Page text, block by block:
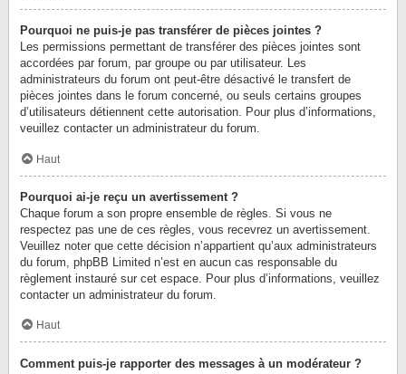
Pourquoi ne puis-je pas transférer de pièces jointes ?
Les permissions permettant de transférer des pièces jointes sont
accordées par forum, par groupe ou par utilisateur. Les
administrateurs du forum ont peut-être désactivé le transfert de
pièces jointes dans le forum concerné, ou seuls certains groupes
d’utilisateurs détiennent cette autorisation. Pour plus d’informations,
veuillez contacter un administrateur du forum.
Haut
Pourquoi ai-je reçu un avertissement ?
Chaque forum a son propre ensemble de règles. Si vous ne
respectez pas une de ces règles, vous recevrez un avertissement.
Veuillez noter que cette décision n’appartient qu’aux administrateurs
du forum, phpBB Limited n’est en aucun cas responsable du
règlement instauré sur cet espace. Pour plus d’informations, veuillez
contacter un administrateur du forum.
Haut
Comment puis-je rapporter des messages à un modérateur ?